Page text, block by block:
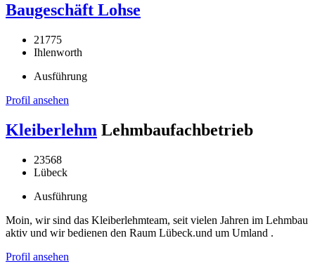
Baugeschäft Lohse
21775
Ihlenworth
Ausführung
Profil ansehen
Kleiberlehm Lehmbaufachbetrieb
23568
Lübeck
Ausführung
Moin, wir sind das Kleiberlehmteam, seit vielen Jahren im Lehmbau
aktiv und wir bedienen den Raum Lübeck.und um Umland .
Profil ansehen